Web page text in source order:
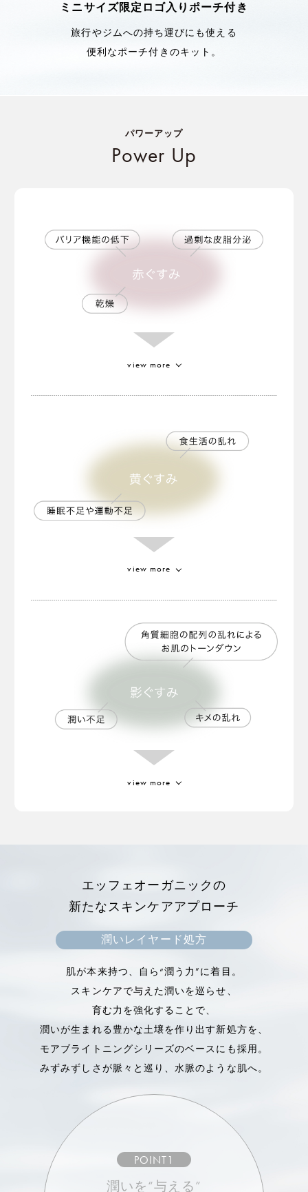
ミニサイズ限定ロゴ入りポーチ付き
旅行やジムへの持ち運びにも使える
便利なポーチ付きのキット。
パワーアップ
Power Up
ゴールドトマトエキス
植物が持つフィトケミカルである
カロテノイドを豊富に含むといわれる特別なトマ
健やかな肌色に見せる効果があります
※2 保湿による
view more
アルゲケキス
厳しい環境下で降り注ぐ
ジジフススピラクリスチ葉エキス
view more
アフリカの砂漠に生息する植物。
高い保湿力で肌の水分量をアップさせ、ターンオー
キメを整えて、肌をなめらかにします。
view more
エッフェオーガニックの
新たなスキンケアアプローチ
潤いレイヤード処方
肌が本来持つ、自ら“潤う力”に着目。
スキンケアで与えた潤いを巡らせ、
育む力を強化することで、
潤いが生まれる豊かな土壌を作り出す新処方を、
モアブライトニングシリーズのベースにも採用。
みずみずしさが脈々と巡り、水脈のような肌へ。
POINT1
潤いを“与える”